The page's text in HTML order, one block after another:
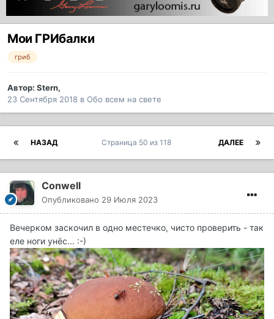
Мои ГРИбалки
гриб
Автор: Stern,
23 Сентября 2018 в Обо всем на свете
НАЗАД ДАЛЕЕ
Страница 50 из 118
Conwell
Опубликовано 29 Июля 2023
Вечерком заскочил в одно местечко, чисто проверить - так
еле ноги унёс... :-)